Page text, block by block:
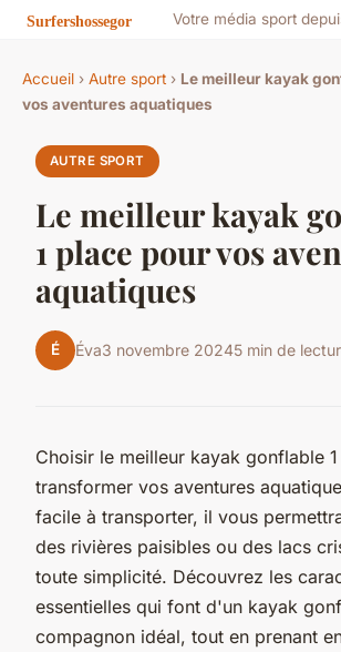
Votre média sport
Accueil › Autre sport › Le meilleur kayak
vos aventures aquatiques
AUTRE SPORT
Le meilleur kayak
1 place pour vos
aquatiques
É Éva3 novembre 20245 min de
Choisir le meilleur kayak gonflable
transformer vos aventures
facile à transporter, il vous
des rivières paisibles ou des lacs
toute simplicité. Découvrez les
essentielles qui font d'un kayak
compagnon idéal, tout en prenant